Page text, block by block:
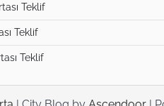
Teklif
Teklif
Teklif